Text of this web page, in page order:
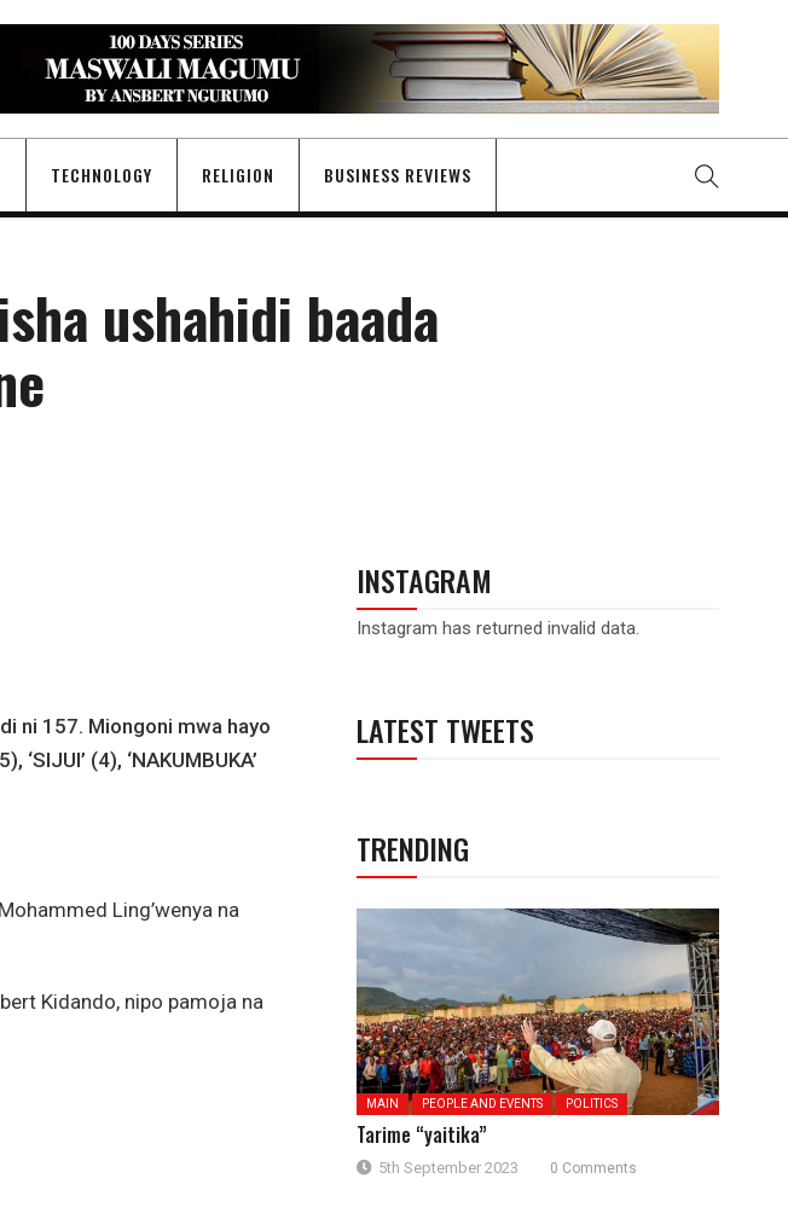
TECHNOLOGY RELIGION BUSINESS REVIEWS
ushahidi baada
ni 157. Miongoni mwa hayo
‘SIJUI’ (4), ‘NAKUMBUKA’
Ling’wenya na
Kidando, nipo pamoja na
INSTAGRAM
Instagram has returned invalid data.
LATEST TWEETS
TRENDING
MAIN PEOPLE AND EVENTS POLITICS
Tarime “yaitika”
5th September 2023 0 Comments